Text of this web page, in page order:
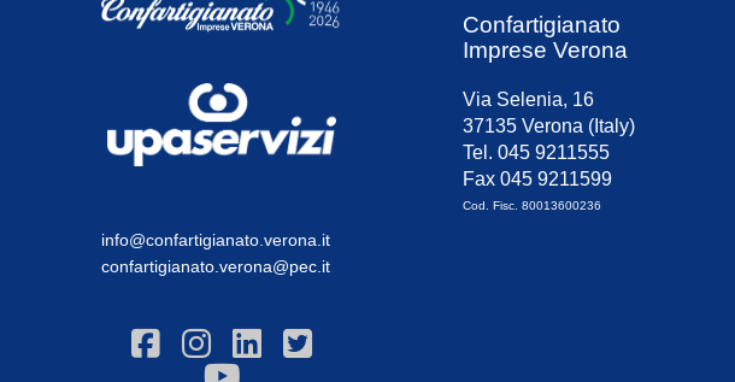
info@confartigianato.verona.it
confartigianato.verona@pec.it
Confartigianato
Imprese Verona
Via Selenia, 16
37135 Verona (Italy)
Tel. 045 9211555
Fax 045 9211599
Cod. Fisc. 80013600236